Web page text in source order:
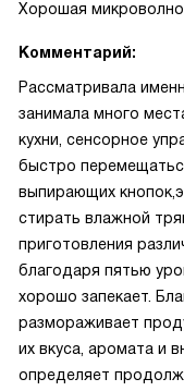
Хорошая
Комментарий:
Рассматривала
занимала много
кухни, сенсорное
быстро
выпирающих
стирать влажной
приготовления
благодаря пятью
хорошо запекает.
размораживает
их вкуса, аромата и
определяет